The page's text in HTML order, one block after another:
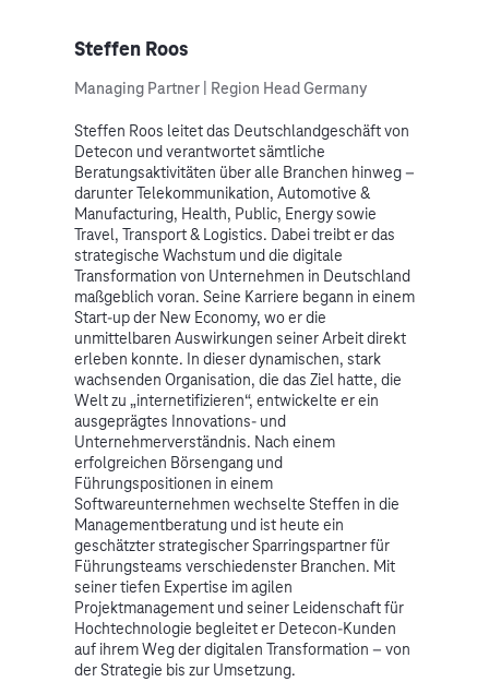
Steffen Roos
Managing Partner | Region Head Germany
Steffen Roos leitet das Deutschlandgeschäft von
Detecon und verantwortet sämtliche
Beratungsaktivitäten über alle Branchen hinweg –
darunter Telekommunikation, Automotive &
Manufacturing, Health, Public, Energy sowie
Travel, Transport & Logistics. Dabei treibt er das
strategische Wachstum und die digitale
Transformation von Unternehmen in Deutschland
maßgeblich voran. Seine Karriere begann in einem
Start-up der New Economy, wo er die
unmittelbaren Auswirkungen seiner Arbeit direkt
erleben konnte. In dieser dynamischen, stark
wachsenden Organisation, die das Ziel hatte, die
Welt zu „internetifizieren“, entwickelte er ein
ausgeprägtes Innovations- und
Unternehmerverständnis. Nach einem
erfolgreichen Börsengang und
Führungspositionen in einem
Softwareunternehmen wechselte Steffen in die
Managementberatung und ist heute ein
geschätzter strategischer Sparringspartner für
Führungsteams verschiedenster Branchen. Mit
seiner tiefen Expertise im agilen
Projektmanagement und seiner Leidenschaft für
Hochtechnologie begleitet er Detecon-Kunden
auf ihrem Weg der digitalen Transformation – von
der Strategie bis zur Umsetzung.